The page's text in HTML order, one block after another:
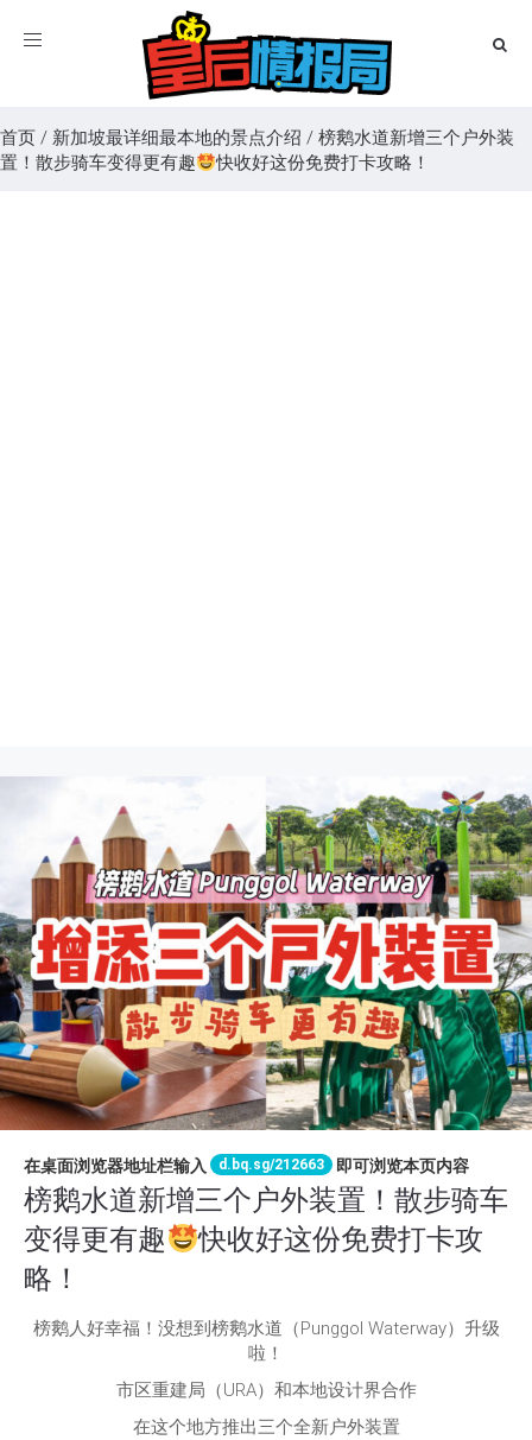
Toggle
首页 / 新加坡最详细最本地的景点介绍 / 榜鹅水道新增三个户外装
置！散步骑车变得更有趣
快收好这份免费打卡攻略！
在桌面浏览器地址栏输入 d.bq.sg/212663 即可浏览本页内容
榜鹅水道新增三个户外装置！散步骑车
变得更有趣
快收好这份免费打卡攻
略！
榜鹅人好幸福！没想到榜鹅水道（Punggol Waterway）升级
啦！
市区重建局（URA）和本地设计界合作
在这个地方推出三个全新户外装置